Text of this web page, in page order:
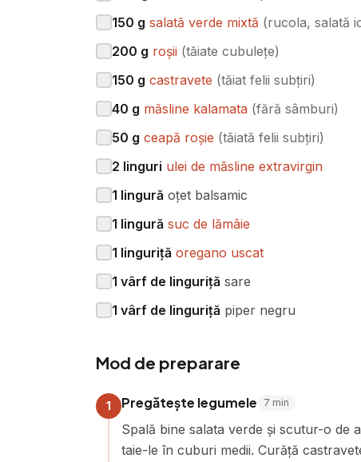
150 g salată verde mixtă (rucola, salată
200 g roșii (tăiate cubulețe)
150 g castravete (tăiat felii subțiri)
40 g măsline kalamata (fără sâmburi)
50 g ceapă roșie (tăiată felii subțiri)
2 linguri ulei de măsline extravirgin
1 lingură oțet balsamic
1 lingură suc de lămâie
1 linguriță oregano uscat
1 vârf de linguriță sare
1 vârf de linguriță piper negru
Mod de preparare
1 Pregătește legumele 7 min
Spală bine salata verde și scutur-o de
taie-le în cuburi medii. Curăță